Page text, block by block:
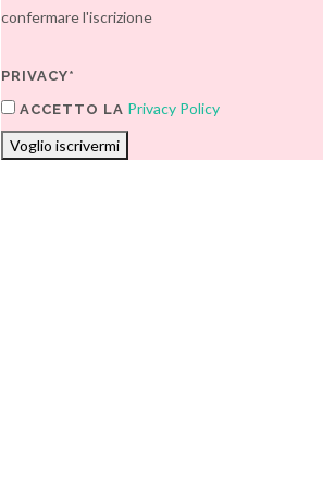
confermare l'iscrizione
PRIVACY*
ACCETTO LA Privacy Policy
Voglio iscrivermi